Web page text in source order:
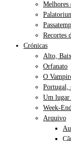
Melhores
Recortes
Crónicas
Alto,
Orfanato
O
Portugal,
Um lugar
Week-
Arquivo